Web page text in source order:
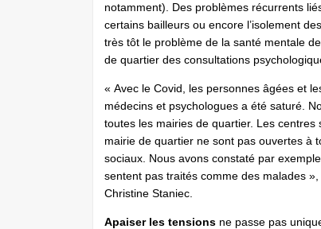
notamment). Des problèmes récurrents
certains bailleurs ou encore l’isolement
très tôt le problème de la santé mentale
de quartier des consultations
« Avec le Covid, les personnes âgées et
médecins et psychologues a été saturé.
toutes les mairies de quartier. Les centres
mairie de quartier ne sont pas ouvertes à
sociaux. Nous avons constaté par
sentent pas traités comme des malades
Christine Staniec.
Apaiser les tensions ne passe pas